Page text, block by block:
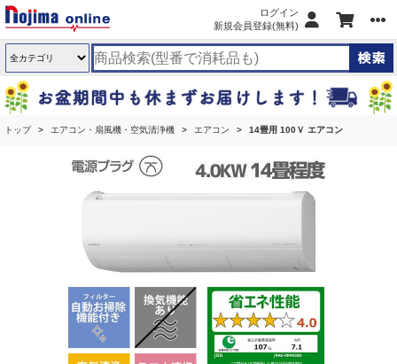
ログイン
新規会員登録(無料)
トップ エアコン・扇風機・空気清浄機 エアコン 14畳用 100Ｖ エアコン